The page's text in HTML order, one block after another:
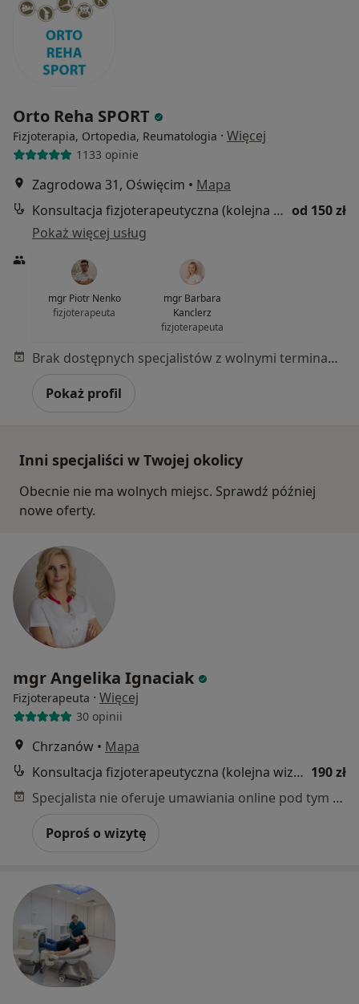
Orto Reha SPORT
Fizjoterapia, Ortopedia, Reumatologia · Więcej
1133 opinie
Zagrodowa 31, Oświęcim • Mapa
Konsultacja fizjoterapeutyczna (kolejna wizyta) od 150 zł
Pokaż więcej usług
mgr Piotr Nenko
fizjoterapeuta
mgr Barbara
Kanclerz
fizjoterapeuta
Brak dostępnych specjalistów z wolnymi terminami w tym centrum medycznym.
Pokaż profil
Inni specjaliści w Twojej okolicy
Obecnie nie ma wolnych miejsc. Sprawdź później
nowe oferty.
mgr Angelika Ignaciak
Fizjoterapeuta · Więcej
30 opinii
Chrzanów • Mapa
Konsultacja fizjoterapeutyczna (kolejna wizyta) 190 zł
Specjalista nie oferuje umawiania online pod tym adresem.
Poproś o wizytę